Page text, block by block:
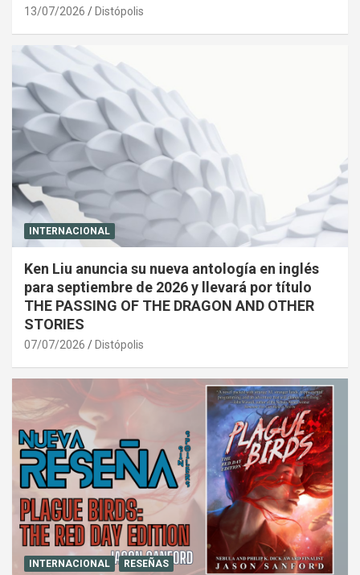
13/07/2026 Distópolis
INTERNACIONAL
Ken Liu anuncia su nueva antología en inglés
para septiembre de 2026 y llevará por título
THE PASSING OF THE DRAGON AND OTHER
STORIES
07/07/2026 Distópolis
INTERNACIONAL RESEÑAS